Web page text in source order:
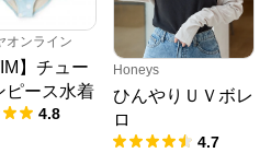
オンライン
】チュー
ピース水着
4.8
Honeys
ひんやりＵＶボレ
ロ
4.7
オンラインストア
ECサイト